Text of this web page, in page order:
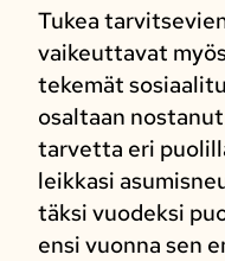
Tukea
vaikeuttavat
tekemät
osaltaan
tarvetta eri
leikkasi
täksi vuodeksi
ensi vuonna sen